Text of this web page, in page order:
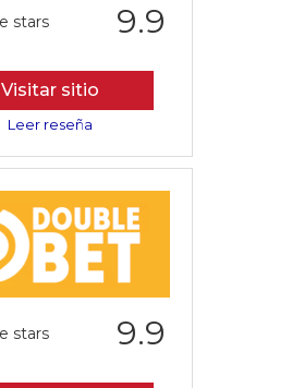
9.9
Visitar sitio
Leer reseña
9.9